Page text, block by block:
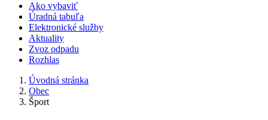
Ako vybaviť
Úradná tabuľa
Elektronické služby
Aktuality
Zvoz odpadu
Rozhlas
Úvodná stránka
Obec
Šport